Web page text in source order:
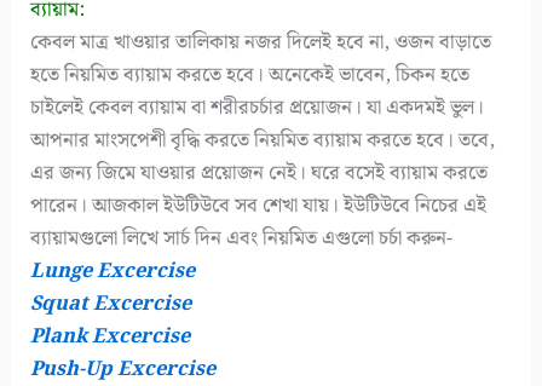
ব্যায়াম:
কেবল মাত্র খাওয়ার তালিকায় নজর দিলেই হবে না, ওজন বাড়াতে
হতে নিয়মিত ব্যায়াম করতে হবে। অনেকেই ভাবেন, চিকন হতে
চাইলেই কেবল ব্যায়াম বা শরীরচর্চার প্রয়োজন। যা একদমই ভুল।
আপনার মাংসপেশী বৃদ্ধি করতে নিয়মিত ব্যায়াম করতে হবে। তবে,
এর জন্য জিমে যাওয়ার প্রয়োজন নেই। ঘরে বসেই ব্যায়াম করতে
পারেন। আজকাল ইউটিউবে সব শেখা যায়। ইউটিউবে নিচের এই
ব্যায়ামগুলো লিখে সার্চ দিন এবং নিয়মিত এগুলো চর্চা করুন-
Lunge Excercise
Squat Excercise
Plank Excercise
Push-Up Excercise